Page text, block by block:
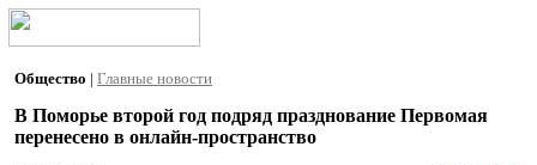
Общество | Главные новости
В Поморье второй год подряд празднование Первомая
перенесено в онлайн-пространство